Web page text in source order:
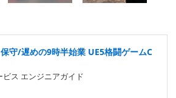
守/遅めの9時半始業 UE5格闘ゲームC
ス エンジニアガイド